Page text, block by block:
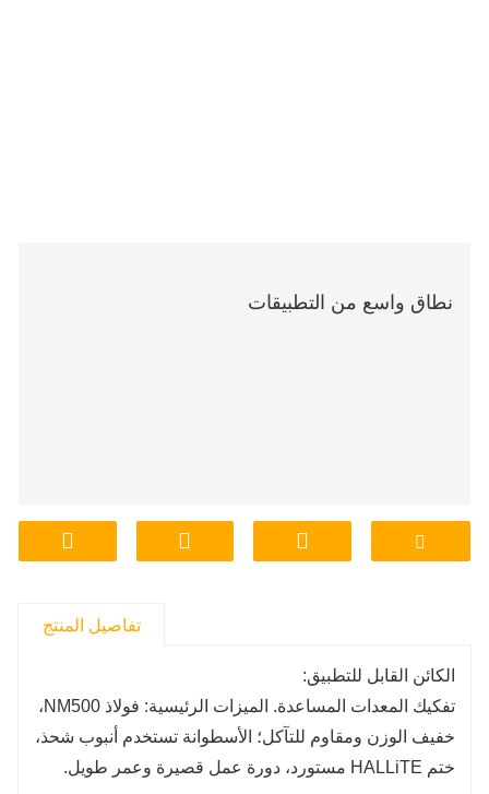
نطاق واسع من التطبيقات
تفاصيل المنتج
الكائن القابل للتطبيق:
تفكيك المعدات المساعدة. الميزات الرئيسية: فولاذ NM500،
خفيف الوزن ومقاوم للتآكل؛ الأسطوانة تستخدم أنبوب شحذ،
ختم HALLiTE مستورد، دورة عمل قصيرة وعمر طويل.